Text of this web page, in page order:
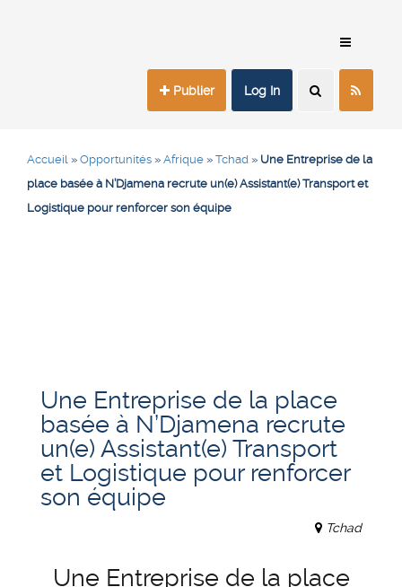
Publier Log In
Accueil » Opportunités » Afrique » Tchad » Une Entreprise de la
place basée à N’Djamena recrute un(e) Assistant(e) Transport et
Logistique pour renforcer son équipe
Une Entreprise de la place
basée à N’Djamena recrute
un(e) Assistant(e) Transport
et Logistique pour renforcer
son équipe
Tchad
Une Entreprise de la place